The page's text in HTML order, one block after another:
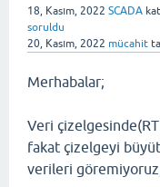
18, Kasım, 2022 SCADA
soruldu
20, Kasım, 2022 mücahit
Merhabalar;
Veri
fakat çizelgeyi
verileri